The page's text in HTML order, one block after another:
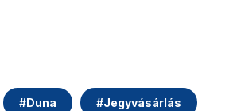
#Duna #Jegyvásárlás